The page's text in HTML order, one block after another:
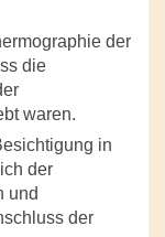
der
die
waren.
in
der
und
der